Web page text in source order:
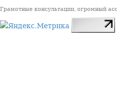
Грамотные консультации, огромный